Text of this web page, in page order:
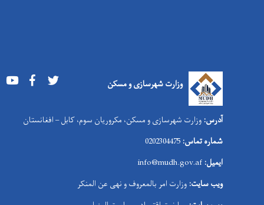
وزارت شهرسازی و مسکن Youtube Facebook
آدرس: وزارت شهرسازی و مسکن، مکروریان سوم، کابل – افغانستان
شماره تماس:
ایمیل: info@mudh.gov.af
ویب سایت: وزارت امر بالمعروف و نهی عن المنکر